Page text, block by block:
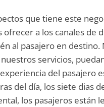
que tiene este
a los canales de
al pasajero en
servicios,
del pasajero
del día, los siete dias
los pasajeros están